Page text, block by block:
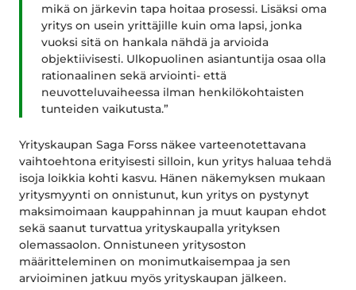
mikä on järkevin tapa hoitaa prosessi. Lisäksi oma
yritys on usein yrittäjille kuin oma lapsi, jonka
vuoksi sitä on hankala nähdä ja arvioida
objektiivisesti. Ulkopuolinen asiantuntija osaa olla
rationaalinen sekä arviointi- että
neuvotteluvaiheessa ilman henkilökohtaisten
tunteiden vaikutusta.”
Yrityskaupan Saga Forss näkee varteenotettavana
vaihtoehtona erityisesti silloin, kun yritys haluaa tehdä
isoja loikkia kohti kasvu. Hänen näkemyksen mukaan
yritysmyynti on onnistunut, kun yritys on pystynyt
maksimoimaan kauppahinnan ja muut kaupan ehdot
sekä saanut turvattua yrityskaupalla yrityksen
olemassaolon. Onnistuneen yritysoston
määritteleminen on monimutkaisempaa ja sen
arvioiminen jatkuu myös yrityskaupan jälkeen.